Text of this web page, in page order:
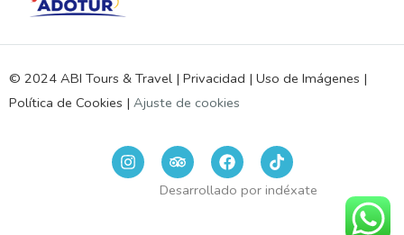
© 2024 ABI Tours & Travel | Privacidad | Uso de Imágenes |
Política de Cookies | Ajuste de cookies
I
n
s
T
r
i
p
F
a
c
e
Desarrollado porindéxate